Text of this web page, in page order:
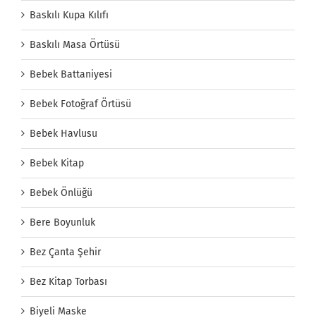
Baskılı Kupa Kılıfı
Baskılı Masa Örtüsü
Bebek Battaniyesi
Bebek Fotoğraf Örtüsü
Bebek Havlusu
Bebek Kitap
Bebek Önlüğü
Bere Boyunluk
Bez Çanta Şehir
Bez Kitap Torbası
Biyeli Maske